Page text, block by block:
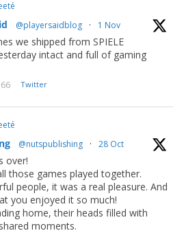
@playersaidblog · 1 Nov
we shipped from SPIELE
intact and full of gaming
66 Twitter
@nutspublishing · 28 Oct
over!
those games played together.
people, it was a real pleasure. And
you enjoyed it so much!
home, their heads filled with
moments.